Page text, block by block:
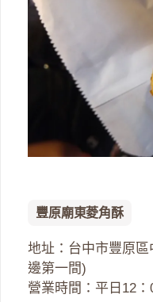
豐原廟東菱角酥
地址：台中市豐原
邊第一間)
營業時間：平日12